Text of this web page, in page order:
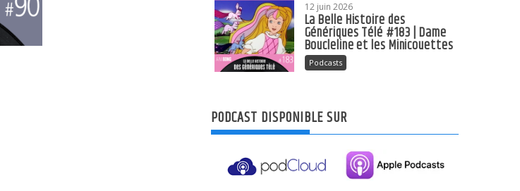
12 juin 2026
La Belle Histoire des
Génériques Télé #183 | Dame
Boucleline et les Minicouettes
Podcasts
PODCAST DISPONIBLE SUR